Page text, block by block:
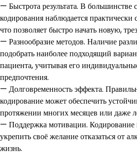
— Быстрота результата. В большинстве
кодирования наблюдается практически
что позволяет быстро начать новую,
— Разнообразие методов. Наличие
подобрать наиболее подходящий
пациента, учитывая его
предпочтения.
— Долговременность эффекта.
кодирование может обеспечить
протяжении многих месяцев или даже
— Поддержка мотивации. Кодирование
укрепить своё желание отказаться от
жизнь.